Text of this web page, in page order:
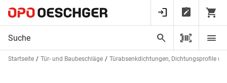
Startseite Tür- und Baubeschläge Türabsenkdichtungen, Dichtungsprofile